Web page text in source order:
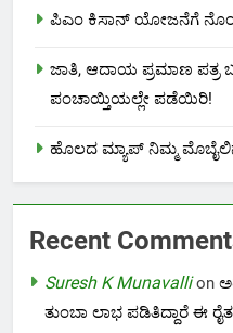
ಪಿಎಂ ಕಿಸಾನ್ ಯೋಜನೆಗೆ
ಜಾತಿ, ಆದಾಯ ಪ್ರಮಾಣ ಪತ್ರ
ಪಂಚಾಯ್ತಿಯಲ್ಲೇ ಪಡೆಯಿರಿ!
ಹೊಲದ ಮ್ಯಾಪ್ ನಿಮ್ಮ
Recent
Suresh K Munavallion
ತುಂಬಾ ಲಾಭ ಪಡಿತಿದ್ದಾರೆ ಈ